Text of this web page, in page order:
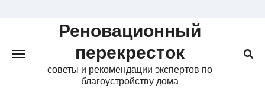
Реновационный
перекресток
советы и рекомендации экспертов по
благоустройству дома